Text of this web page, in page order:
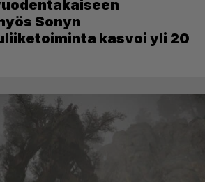
käyttäjien
Sonyn
kasvoi yli 20